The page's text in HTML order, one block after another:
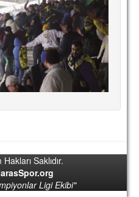
Saklıdır.
Ligi Ekibi"